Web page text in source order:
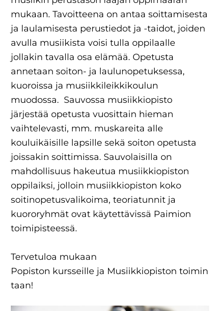
mukaan. Tavoitteena on antaa soittamisesta
ja laulamisesta perustiedot ja -taidot, joiden
avulla musiikista voisi tulla oppilaalle
jollakin tavalla osa elämää. Opetusta
annetaan soiton- ja laulunopetuksessa,
kuoroissa ja musiikkileikkikoulun
muodossa. Sauvossa musiikkiopisto
järjestää opetusta vuosittain hieman
vaihtelevasti, mm. muskareita alle
kouluikäisille lapsille sekä soiton opetusta
joissakin soittimissa. Sauvolaisilla on
mahdollisuus hakeutua musiikkiopiston
oppilaiksi, jolloin musiikkiopiston koko
soitinopetusvalikoima, teoriatunnit ja
kuororyhmät ovat käytettävissä Paimion
toimipisteessä.
Tervetuloa mukaan
Popiston kursseille ja Musiikkiopiston toimin
taan!